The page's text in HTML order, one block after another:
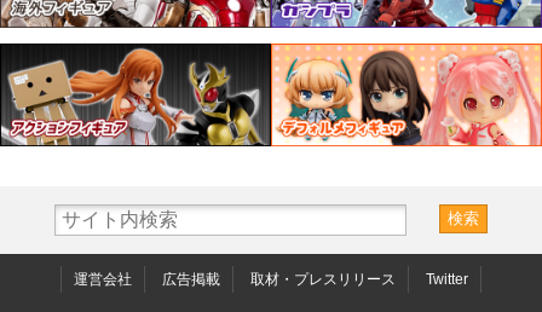
運営会社 広告掲載 取材・プレスリリース Twitter